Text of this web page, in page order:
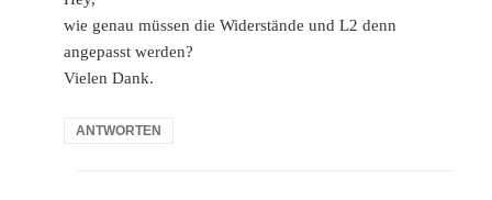
wie genau müssen die Widerstände und L2 denn
angepasst werden?
Vielen Dank.
ANTWORTEN